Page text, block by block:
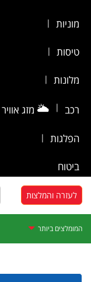
מוניות |
טיסות |
מלונות |
רכב |
🌥️ מזג אוויר
הפלגות |
ביטוח
לעזרה והמלצות
המומלצים ביותר